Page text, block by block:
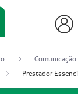
Comunicação